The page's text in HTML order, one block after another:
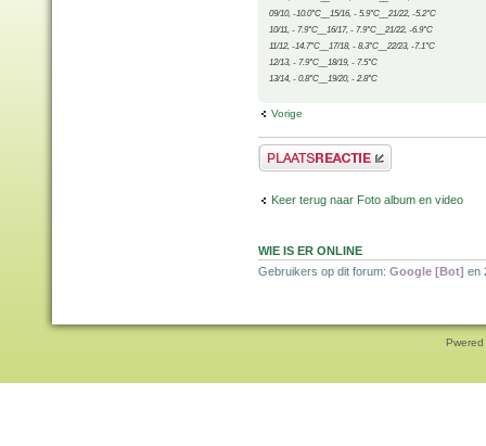
09/10, -10.0°C__15/16, - 5.9°C__21/22, -5.2°C
10/11, - 7.9°C__16/17, - 7.9°C__21/22, -6.9°C
11/12, -14.7°C__17/18, - 8.3°C__22/23, -7.1°C
12/13, - 7.9°C__18/19, - 7.5°C
13/14, - 0.8°C__19/20, - 2.8°C
Vorige
Plaats een reactie
Keer terug naar Foto album en video
WIE IS ER ONLINE
Gebruikers op dit forum: Google [Bot] en